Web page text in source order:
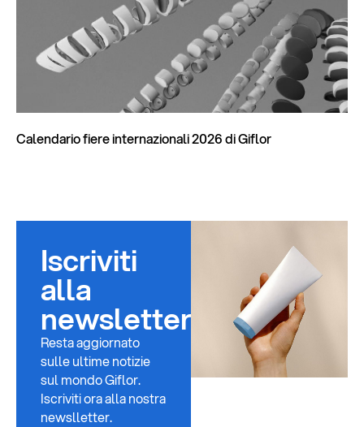
Calendario fiere internazionali 2026 di Giflor
Iscriviti
alla
newsletter
Resta aggiornato
sulle ultime notizie
sul mondo Giflor.
Iscriviti ora alla nostra
newslletter.